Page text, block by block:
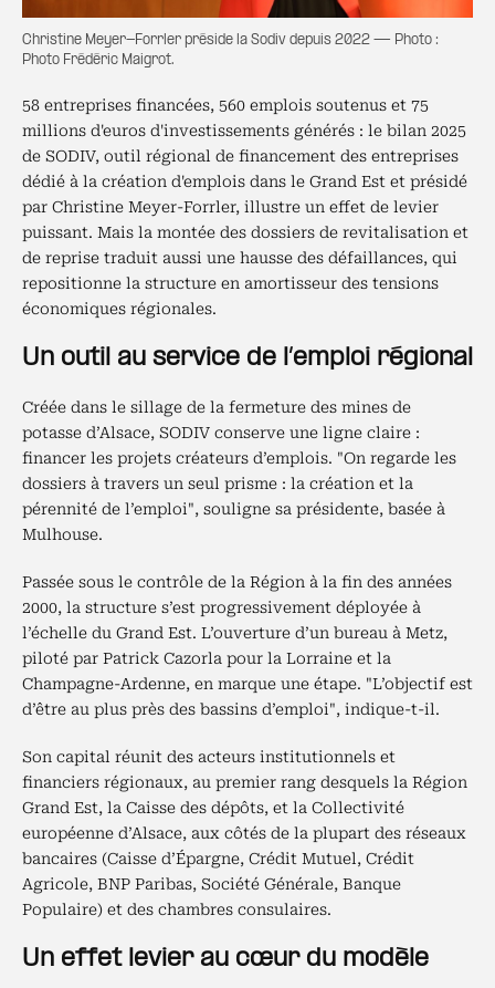
Christine Meyer-Forrler préside la Sodiv depuis 2022 — Photo :
Photo Frédéric Maigrot.
58 entreprises financées, 560 emplois soutenus et 75
millions d'euros d'investissements générés : le bilan 2025
de SODIV, outil régional de financement des entreprises
dédié à la création d'emplois dans le Grand Est et présidé
par Christine Meyer-Forrler, illustre un effet de levier
puissant. Mais la montée des dossiers de revitalisation et
de reprise traduit aussi une hausse des défaillances, qui
repositionne la structure en amortisseur des tensions
économiques régionales.
Un outil au service de l’emploi régional
Créée dans le sillage de la fermeture des mines de
potasse d’Alsace, SODIV conserve une ligne claire :
financer les projets créateurs d’emplois. "On regarde les
dossiers à travers un seul prisme : la création et la
pérennité de l’emploi", souligne sa présidente, basée à
Mulhouse.
Passée sous le contrôle de la Région à la fin des années
2000, la structure s’est progressivement déployée à
l’échelle du Grand Est. L’ouverture d’un bureau à Metz,
piloté par Patrick Cazorla pour la Lorraine et la
Champagne-Ardenne, en marque une étape. "L’objectif est
d’être au plus près des bassins d’emploi", indique-t-il.
Son capital réunit des acteurs institutionnels et
financiers régionaux, au premier rang desquels la Région
Grand Est, la Caisse des dépôts, et la Collectivité
européenne d’Alsace, aux côtés de la plupart des réseaux
bancaires (Caisse d’Épargne, Crédit Mutuel, Crédit
Agricole, BNP Paribas, Société Générale, Banque
Populaire) et des chambres consulaires.
Un effet levier au cœur du modèle